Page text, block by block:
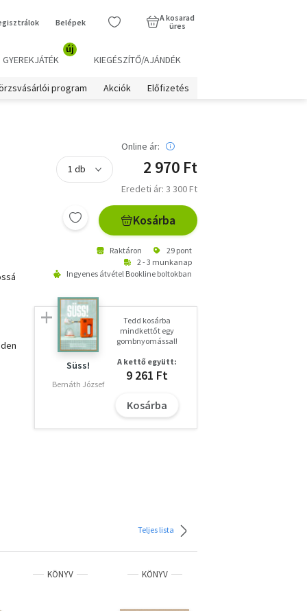
Belépek
A kosarad
üres
GYEREKJÁTÉK
új
KIEGÉSZÍTŐ/AJÁNDÉK
program Akciók Előfizetés
Online ár:
2 970 Ft
Eredeti ár: 3 300 Ft
Kosárba
Raktáron
29 pont
2 - 3 munkanap
Ingyenes átvétel Bookline boltokban
Süss!
Bernáth József
Tedd kosárba
mindkettőt egy
gombnyomással!
A kettő együtt:
9 261 Ft
Kosárba
Teljes lista
KÖNYV KÖNYV